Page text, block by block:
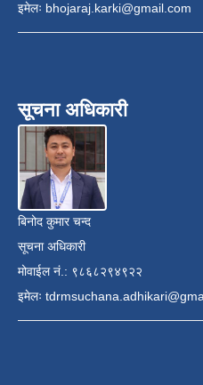
इमेलः bhojaraj.karki@gmail.com
सूचना अधिकारी
बिनोद कुमार चन्द
सूचना अधिकारी
मोवाईल नं.: ९८६८२९४९२२
इमेलः